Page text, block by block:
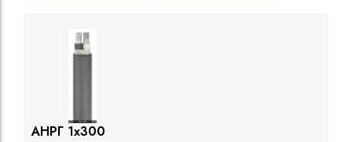
АНРГ 1х300